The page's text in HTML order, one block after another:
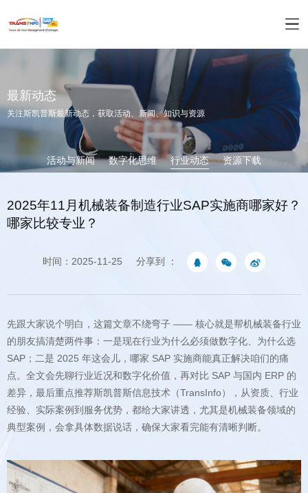
最新动态
关注斯凯普斯最新动态，获取活动、新闻、知识与资源
活动与新闻 数字化思维 行业动态 资源下载
哪家比较专业？
时间：2025-11-25 分享到 ：
典型案例，会拿具体数据说话，确保大家看完能有清晰判断。